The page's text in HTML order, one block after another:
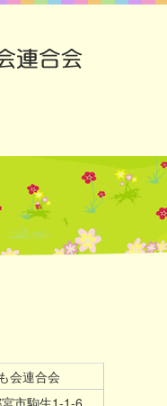
会連合会